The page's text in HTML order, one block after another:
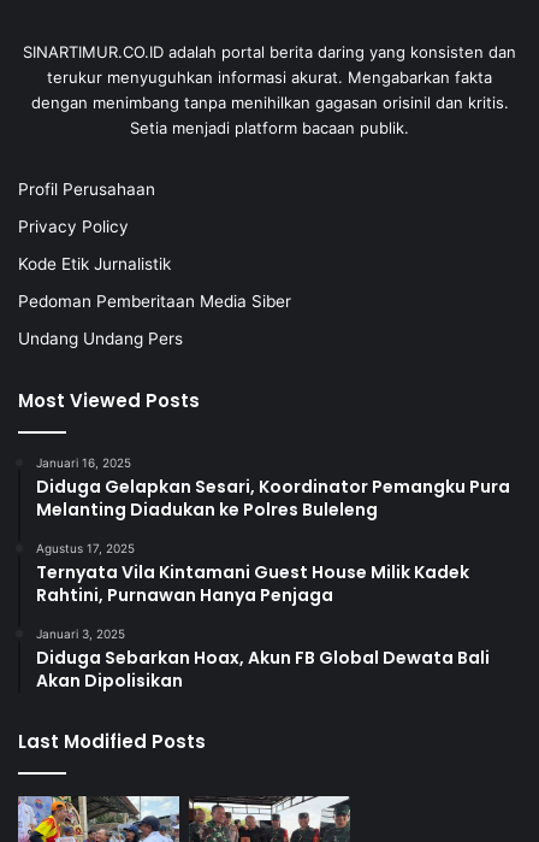
SINARTIMUR.CO.ID adalah portal berita daring yang konsisten dan
terukur menyuguhkan informasi akurat. Mengabarkan fakta
dengan menimbang tanpa menihilkan gagasan orisinil dan kritis.
Setia menjadi platform bacaan publik.
Profil Perusahaan
Privacy Policy
Kode Etik Jurnalistik
Pedoman Pemberitaan Media Siber
Undang Undang Pers
Most Viewed Posts
Januari 16, 2025
Diduga Gelapkan Sesari, Koordinator Pemangku Pura
Melanting Diadukan ke Polres Buleleng
Agustus 17, 2025
Ternyata Vila Kintamani Guest House Milik Kadek
Rahtini, Purnawan Hanya Penjaga
Januari 3, 2025
Diduga Sebarkan Hoax, Akun FB Global Dewata Bali
Akan Dipolisikan
Last Modified Posts